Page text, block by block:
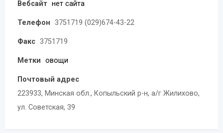
Вебсайт нет сайта
Телефон 3751719 (029)674-43-22
Факс 3751719
Метки овощи
Почтовый адрес
223933, Минская обл., Копыльский р-н, а/г Жилихово,
ул. Советская, 39